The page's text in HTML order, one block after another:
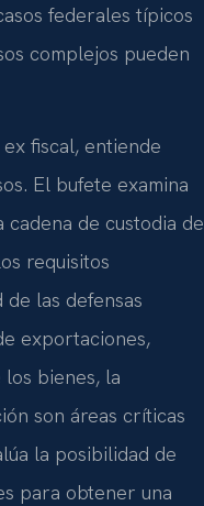
federales típicos
complejos pueden
fiscal, entiende
El bufete examina
de custodia de
requisitos
las defensas
exportaciones,
bienes, la
son áreas críticas
la posibilidad de
para obtener una